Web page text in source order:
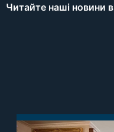
Читайте наші новини в